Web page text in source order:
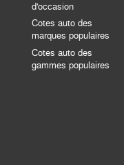
d'occasion
Cotes auto des
marques populaires
Cotes auto des
gammes populaires